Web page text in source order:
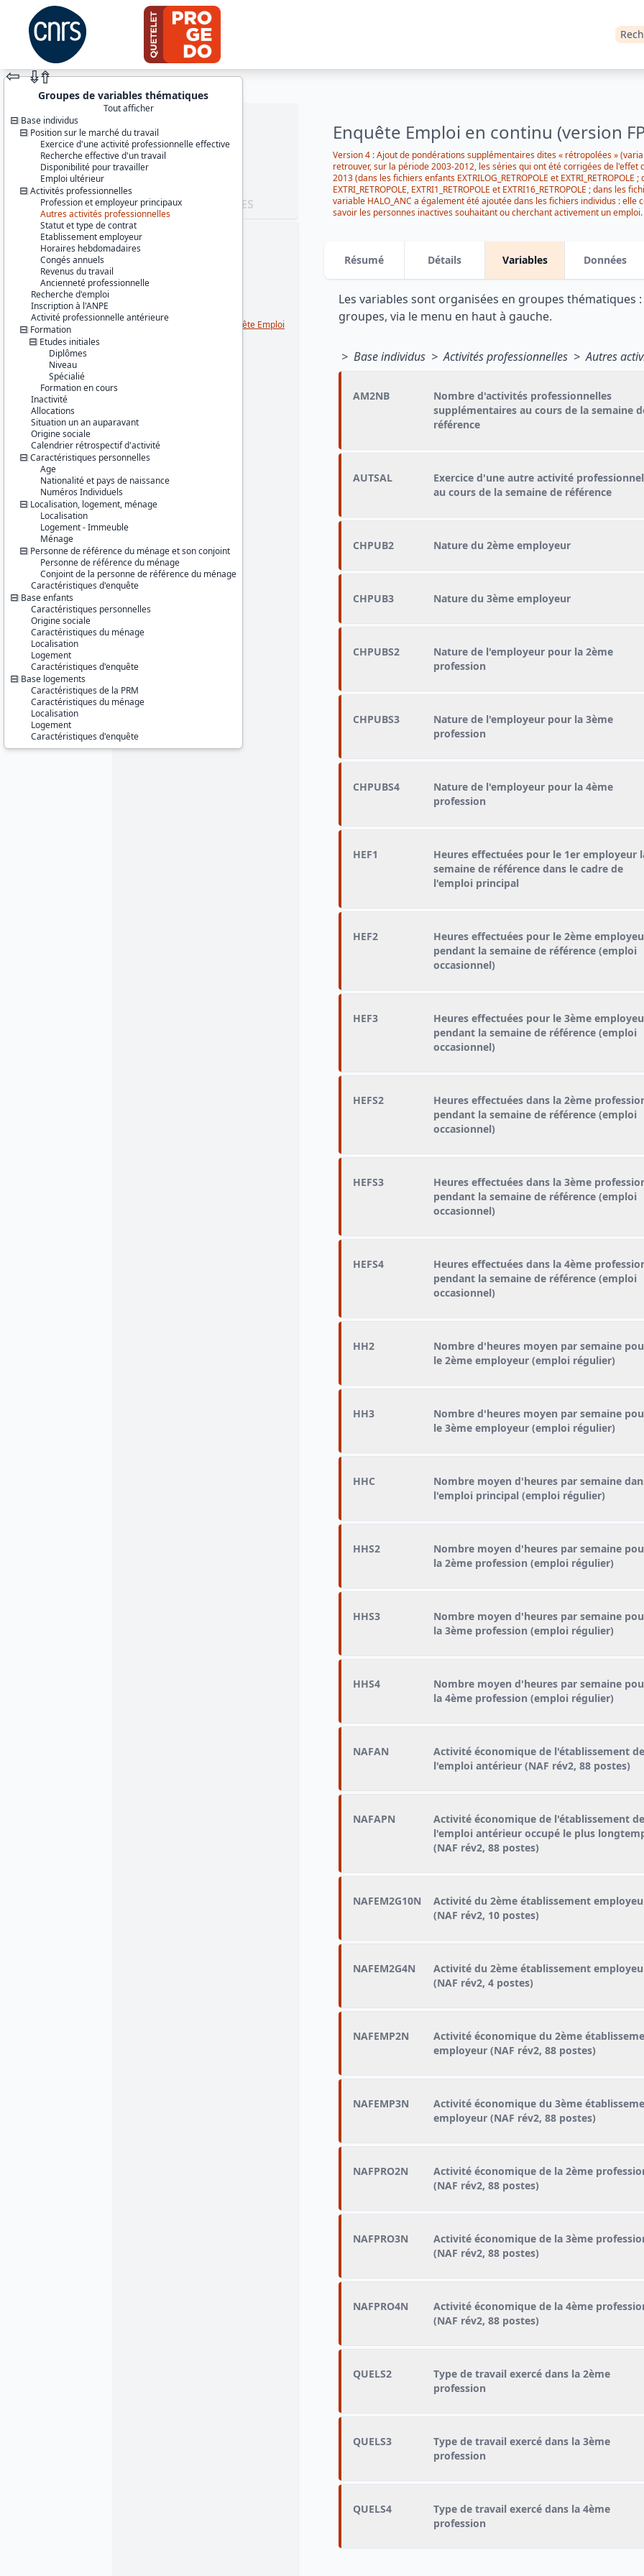
JEU DE DONNÉES
Enquête Emploi en continu (version
Version 4 : Ajout de pondérations supplémentaires dites « rétropolées »
retrouver, sur la période 2003-2012, les séries qui ont été corrigées de
2013 (dans les fichiers enfants EXTRILOG_RETROPOLE et EXTRI_RETROPOLE
EXTRI_RETROPOLE, EXTRI1_RETROPOLE et EXTRI16_RETROPOLE ; dans les
variable HALO_ANC a également été ajoutée dans les fichiers individus :
savoir les personnes inactives souhaitant ou cherchant activement un
⇦ ⇮⇮
Groupes de variables thématiques
Tout afficher
Base individus
Position sur le marché du travail
Exercice d'une activité professionnelle effective
Recherche effective d'un travail
Disponibilité pour travailler
Emploi ultérieur
Activités professionnelles
Profession et employeur principaux
Autres activités professionnelles
Statut et type de contrat
Etablissement employeur
Horaires hebdomadaires
Congés annuels
Revenus du travail
Ancienneté professionnelle
Recherche d'emploi
Inscription à l'ANPE
Activité professionnelle antérieure
Formation
Etudes initiales
Diplômes
Niveau
Spécialié
Formation en cours
Inactivité
Allocations
Situation un an auparavant
Origine sociale
Calendrier rétrospectif d'activité
Caractéristiques personnelles
Age
Nationalité et pays de naissance
Numéros Individuels
Localisation, logement, ménage
Localisation
Logement - Immeuble
Ménage
Personne de référence du ménage et son conjoint
Personne de référence du ménage
Conjoint de la personne de référence du ménage
Caractéristiques d'enquête
Base enfants
Caractéristiques personnelles
Origine sociale
Caractéristiques du ménage
Localisation
Logement
Caractéristiques d'enquête
Base logements
Caractéristiques de la PRM
Caractéristiques du ménage
Localisation
Logement
Caractéristiques d'enquête
Identifiants :
lil-0684b
Thème :
Série :Enquête Emploi / Enquête Emploi
Diffuseur :
Progedo-Adisp
Résumé Détails Variables Données
Les variables sont organisées en groupes thématiques
groupes, via le menu en haut à gauche.
> Base individus > Activités professionnelles > Autres
AM2NB
Nombre d'activités professionnelles
supplémentaires au cours de la semaine
référence
AUTSAL
Exercice d'une autre activité
au cours de la semaine de référence
CHPUB2 Nature du 2ème employeur
CHPUB3 Nature du 3ème employeur
CHPUBS2
Nature de l'employeur pour la 2ème
profession
CHPUBS3
Nature de l'employeur pour la 3ème
profession
CHPUBS4
Nature de l'employeur pour la 4ème
profession
HEF1
Heures effectuées pour le 1er employeur
semaine de référence dans le cadre de
l'emploi principal
HEF2
Heures effectuées pour le 2ème
pendant la semaine de référence (emploi
occasionnel)
HEF3
Heures effectuées pour le 3ème
pendant la semaine de référence (emploi
occasionnel)
HEFS2
Heures effectuées dans la 2ème
pendant la semaine de référence (emploi
occasionnel)
HEFS3
Heures effectuées dans la 3ème
pendant la semaine de référence (emploi
occasionnel)
HEFS4
Heures effectuées dans la 4ème
pendant la semaine de référence (emploi
occasionnel)
HH2
Nombre d'heures moyen par semaine
le 2ème employeur (emploi régulier)
HH3
Nombre d'heures moyen par semaine
le 3ème employeur (emploi régulier)
HHC
Nombre moyen d'heures par semaine
l'emploi principal (emploi régulier)
HHS2
Nombre moyen d'heures par semaine
la 2ème profession (emploi régulier)
HHS3
Nombre moyen d'heures par semaine
la 3ème profession (emploi régulier)
HHS4
Nombre moyen d'heures par semaine
la 4ème profession (emploi régulier)
NAFAN
Activité économique de l'établissement de
l'emploi antérieur (NAF rév2, 88 postes)
NAFAPN
Activité économique de l'établissement de
l'emploi antérieur occupé le plus
(NAF rév2, 88 postes)
NAFEM2G10N
Activité du 2ème établissement
(NAF rév2, 10 postes)
NAFEM2G4N
Activité du 2ème établissement
(NAF rév2, 4 postes)
NAFEMP2N
Activité économique du 2ème
employeur (NAF rév2, 88 postes)
NAFEMP3N
Activité économique du 3ème
employeur (NAF rév2, 88 postes)
NAFPRO2N
Activité économique de la 2ème
(NAF rév2, 88 postes)
NAFPRO3N
Activité économique de la 3ème
(NAF rév2, 88 postes)
NAFPRO4N
Activité économique de la 4ème
(NAF rév2, 88 postes)
QUELS2
Type de travail exercé dans la 2ème
profession
QUELS3
Type de travail exercé dans la 3ème
profession
QUELS4
Type de travail exercé dans la 4ème
profession